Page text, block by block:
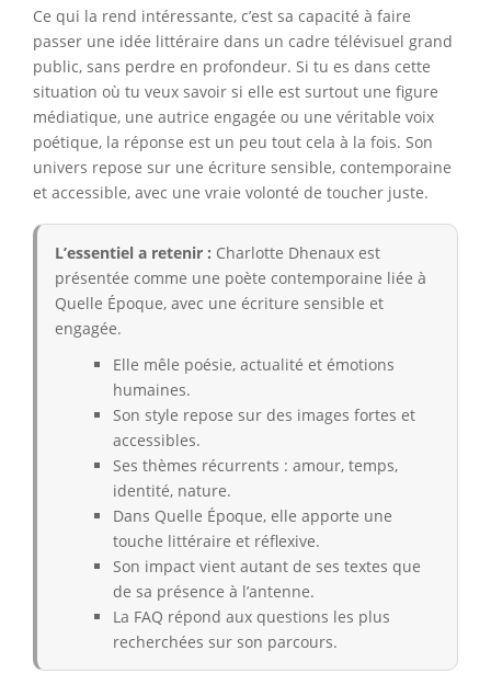
Ce qui la rend intéressante, c’est sa capacité à faire
passer une idée littéraire dans un cadre télévisuel grand
public, sans perdre en profondeur. Si tu es dans cette
situation où tu veux savoir si elle est surtout une figure
médiatique, une autrice engagée ou une véritable voix
poétique, la réponse est un peu tout cela à la fois. Son
univers repose sur une écriture sensible, contemporaine
et accessible, avec une vraie volonté de toucher juste.
L’essentiel a retenir : Charlotte Dhenaux est
présentée comme une poète contemporaine liée à
Quelle Époque, avec une écriture sensible et
engagée.
Elle mêle poésie, actualité et émotions
humaines.
Son style repose sur des images fortes et
accessibles.
Ses thèmes récurrents : amour, temps,
identité, nature.
Dans Quelle Époque, elle apporte une
touche littéraire et réflexive.
Son impact vient autant de ses textes que
de sa présence à l’antenne.
La FAQ répond aux questions les plus
recherchées sur son parcours.